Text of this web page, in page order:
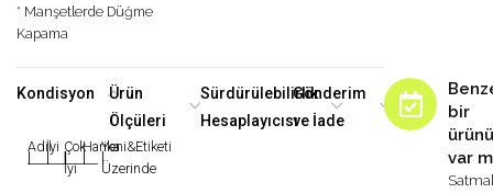
* Manşetlerde Düğme
Kapama
Kondisyon
Adilİyi
|
Çok
İyi
Harika
|
Yeni&Etiketi
Üzerinde
Ürün
Ölçüleri
Sürdürülebilirlik
Hesaplayıcısı
Gönderim
ve İade
bir
var